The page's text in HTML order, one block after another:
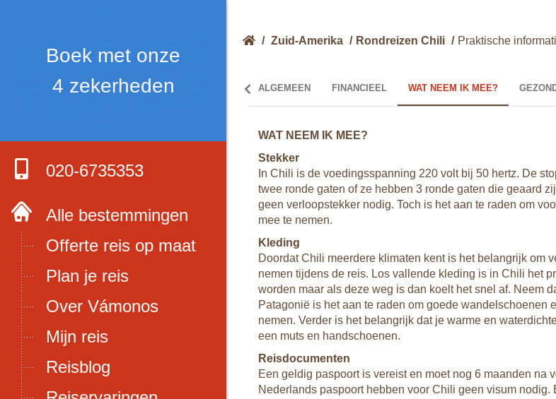
Boek met onze
4 zekerheden
020-6735353
Alle bestemmingen
Offerte reis op maat
Plan je reis
Over Vámonos
Mijn reis
Reisblog
/ Zuid-Amerika / Rondreizen Chili / Praktische
ALGEMEEN FINANCIEEL WAT NEEM IK MEE?
op
plekken
betaald
Voor het
In verband
op met de
per dag
WAT NEEM IK MEE?
Stekker
In Chili is de voedingsspanning 220 volt bij 50 hertz. De
twee ronde gaten of ze hebben 3 ronde gaten die geaard
geen verloopstekker nodig. Toch is het aan te raden om
mee te nemen.
Kleding
Doordat Chili meerdere klimaten kent is het belangrijk om
nemen tijdens de reis. Los vallende kleding is in Chili het
worden maar als deze weg is dan koelt het snel af. Neem
Patagonië is het aan te raden om goede wandelschoenen
nemen. Verder is het belangrijk dat je warme en
een muts en handschoenen.
Reisdocumenten
Een geldig paspoort is vereist en moet nog 6 maanden na
Nederlands paspoort hebben voor Chili geen visum nodig.